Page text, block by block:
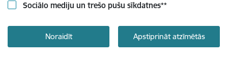
Sociālo mediju un trešo pušu sīkdatnes**
Noraidīt Apstiprināt atzīmētās